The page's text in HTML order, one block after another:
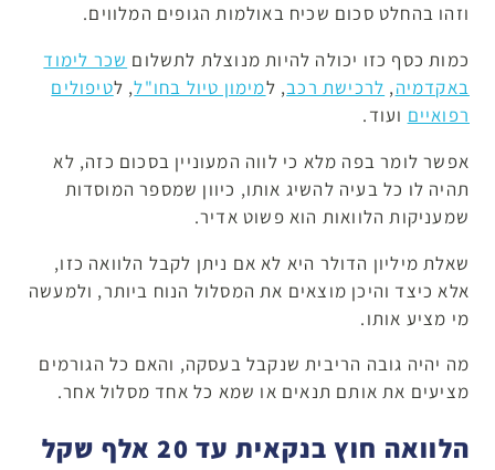
וזהו בהחלט סכום שכיח באולמות הגופים המלווים.
כמות כסף כזו יכולה להיות מנוצלת לתשלום שכר לימוד
באקדמיה, לרכישת רכב, למימון טיול בחו"ל, לטיפולים
רפואיים ועוד.
אפשר לומר בפה מלא כי לווה המעוניין בסכום כזה, לא
תהיה לו כל בעיה להשיג אותו, כיוון שמספר המוסדות
שמעניקות הלוואות הוא פשוט אדיר.
שאלת מיליון הדולר היא לא אם ניתן לקבל הלוואה כזו,
אלא כיצד והיכן מוצאים את המסלול הנוח ביותר, ולמעשה
מי מציע אותו.
מה יהיה גובה הריבית שנקבל בעסקה, והאם כל הגורמים
מציעים את אותם תנאים או שמא כל אחד מסלול אחר.
הלוואה חוץ בנקאית עד 20 אלף שקל